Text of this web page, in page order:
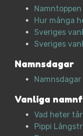
Namntoppen
Hur många
Sveriges
Sveriges
Namnsdagar
Namnsdagar
Vanliga
Vad heter
Pippi